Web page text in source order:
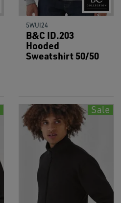
5WUI24
B&C ID.203
Hooded
Sweatshirt 50/50
Sale